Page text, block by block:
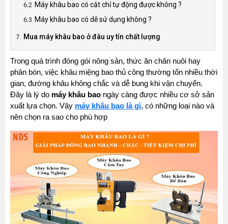
Máy khâu bao có cắt chỉ tự động được không ?
Máy khâu bao có dễ sử dụng không ?
Mua máy khâu bao ở đâu uy tín chất lượng
Trong quá trình đóng gói nông sản, thức ăn chăn nuôi hay
phân bón, việc khâu miệng bao thủ công thường tốn nhiều thời
gian, đường khâu không chắc và dễ bung khi vận chuyển.
Đây là lý do máy khâu bao ngày càng được nhiều cơ sở sản
xuất lựa chọn. Vậy máy khâu bao là gì, có những loại nào và
nên chọn ra sao cho phù hợp